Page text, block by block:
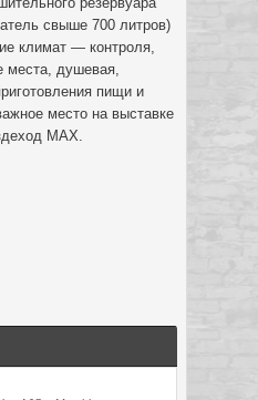
свыше 700 литров)
климат — контроля,
места, душевая,
пищи и
место на выставке
MAX.